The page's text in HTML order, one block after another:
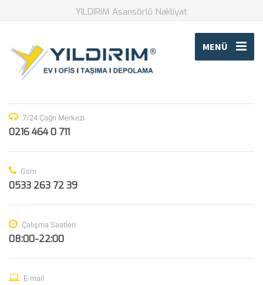
YILDIRIM Asansörlü Nakliyat
MENÜ
7/24 Çağrı Merkezi
0216 464 0 711
Gsm
0533 263 72 39
Çalışma Saatleri
08:00-22:00
E-mail